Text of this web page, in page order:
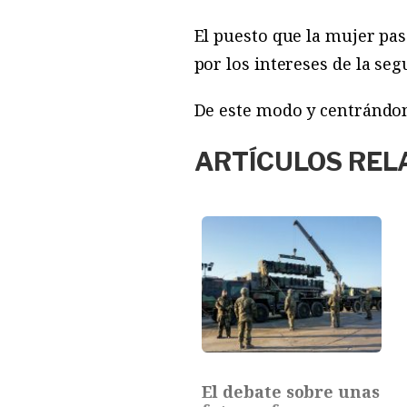
El puesto que la mujer
por los intereses de la
De este modo y
ARTÍCULOS
El debate sobre unas